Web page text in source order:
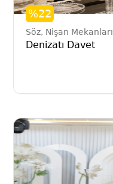
%22
Söz, Nişan Mekanları
Denizatı Davet